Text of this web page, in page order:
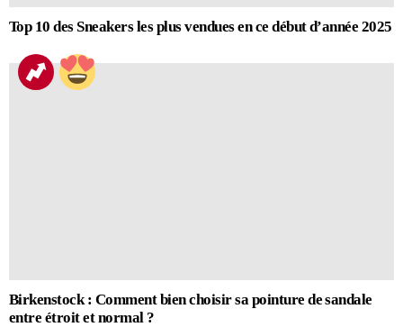
Top 10 des Sneakers les plus vendues en ce début d’année 2025
Birkenstock : Comment bien choisir sa pointure de sandale
entre étroit et normal ?